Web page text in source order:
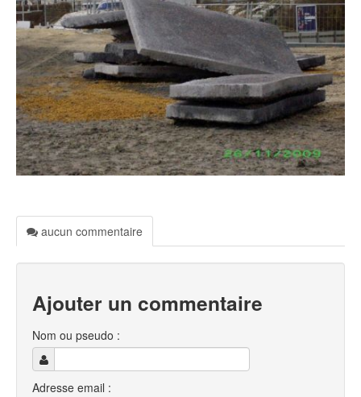
aucun commentaire
Ajouter un commentaire
Nom ou pseudo :
Adresse email :